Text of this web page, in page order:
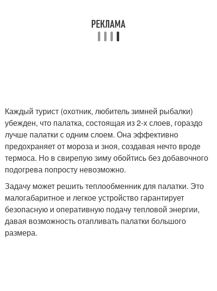
Каждый турист (охотник, любитель зимней рыбалки)
убежден, что палатка, состоящая из 2-х слоев, гораздо
лучше палатки с одним слоем. Она эффективно
предохраняет от мороза и зноя, создавая нечто вроде
термоса. Но в свирепую зиму обойтись без добавочного
подогрева попросту невозможно.
Задачу может решить теплообменник для палатки. Это
малогабаритное и легкое устройство гарантирует
безопасную и оперативную подачу тепловой энергии,
давая возможность отапливать палатки большого
размера.